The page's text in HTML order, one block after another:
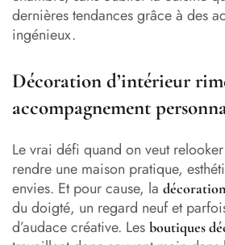
dernières tendances grâce à des
ingénieux.
Décoration d’intérieur
accompagnement
Le vrai défi quand on veut
rendre une maison pratique,
envies. Et pour cause, la
du doigté, un regard neuf et
d’audace créative. Les boutiques